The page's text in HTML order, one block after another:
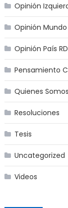
Opinión
Opinión Mundo
Opinión País RD
Pensamiento
Quienes Somos
Resoluciones
Tesis
Uncategorized
Videos